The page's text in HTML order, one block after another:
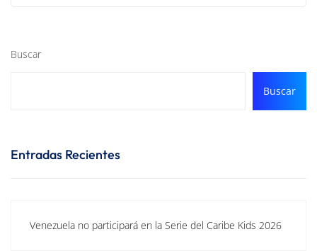
Buscar
Buscar
Entradas Recientes
Venezuela no participará en la Serie del Caribe Kids 2026